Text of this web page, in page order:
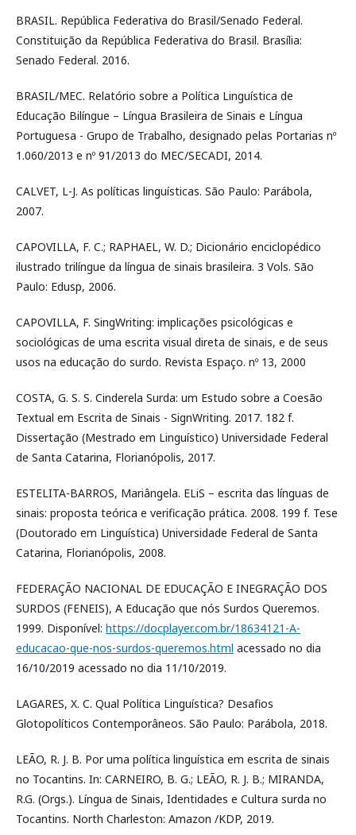
BRASIL. República Federativa do Brasil/Senado Federal.
Constituição da República Federativa do Brasil. Brasília:
Senado Federal. 2016.
BRASIL/MEC. Relatório sobre a Política Linguística de
Educação Bilíngue – Língua Brasileira de Sinais e Língua
Portuguesa - Grupo de Trabalho, designado pelas Portarias nº
1.060/2013 e nº 91/2013 do MEC/SECADI, 2014.
CALVET, L-J. As políticas linguísticas. São Paulo: Parábola,
2007.
CAPOVILLA, F. C.; RAPHAEL, W. D.; Dicionário enciclopédico
ilustrado trilíngue da língua de sinais brasileira. 3 Vols. São
Paulo: Edusp, 2006.
CAPOVILLA, F. SingWriting: implicações psicológicas e
sociológicas de uma escrita visual direta de sinais, e de seus
usos na educação do surdo. Revista Espaço. nº 13, 2000
COSTA, G. S. S. Cinderela Surda: um Estudo sobre a Coesão
Textual em Escrita de Sinais - SignWriting. 2017. 182 f.
Dissertação (Mestrado em Linguístico) Universidade Federal
de Santa Catarina, Florianópolis, 2017.
ESTELITA-BARROS, Mariângela. ELiS – escrita das línguas de
sinais: proposta teórica e verificação prática. 2008. 199 f. Tese
(Doutorado em Linguística) Universidade Federal de Santa
Catarina, Florianópolis, 2008.
FEDERAÇÃO NACIONAL DE EDUCAÇÃO E INEGRAÇÃO DOS
SURDOS (FENEIS), A Educação que nós Surdos Queremos.
1999. Disponível: https://docplayer.com.br/18634121-A-
educacao-que-nos-surdos-queremos.html acessado no dia
16/10/2019 acessado no dia 11/10/2019.
LAGARES, X. C. Qual Política Linguística? Desafios
Glotopolíticos Contemporâneos. São Paulo: Parábola, 2018.
LEÃO, R. J. B. Por uma política linguística em escrita de sinais
no Tocantins. In: CARNEIRO, B. G.; LEÃO, R. J. B.; MIRANDA,
R.G. (Orgs.). Língua de Sinais, Identidades e Cultura surda no
Tocantins. North Charleston: Amazon /KDP, 2019.